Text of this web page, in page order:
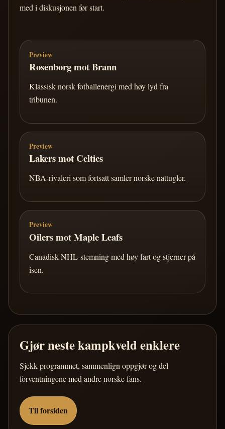
med i diskusjonen før start.
Preview
Rosenborg mot Brann
Klassisk norsk fotballenergi med høy lyd fra
tribunen.
Preview
Lakers mot Celtics
NBA-rivaleri som fortsatt samler norske nattugler.
Preview
Oilers mot Maple Leafs
Canadisk NHL-stemning med høy fart og stjerner på
isen.
Gjør neste kampkveld enklere
Sjekk programmet, sammenlign oppgjør og del
forventningene med andre norske fans.
Til forsiden